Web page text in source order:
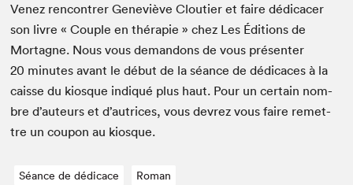
Venez ren­con­tr­er Geneviève Clouti­er et faire dédi­cac­er
son livre « Cou­ple en thérapie » chez Les Édi­tions de
Mortagne. Nous vous deman­dons de vous présen­ter
20 min­utes avant le début de la séance de dédi­caces à la
caisse du kiosque indiqué plus haut. Pour un cer­tain nom­
bre d’auteurs et d’autrices, vous devrez vous faire remet­
tre un coupon au kiosque.
Séance de dédicace Roman